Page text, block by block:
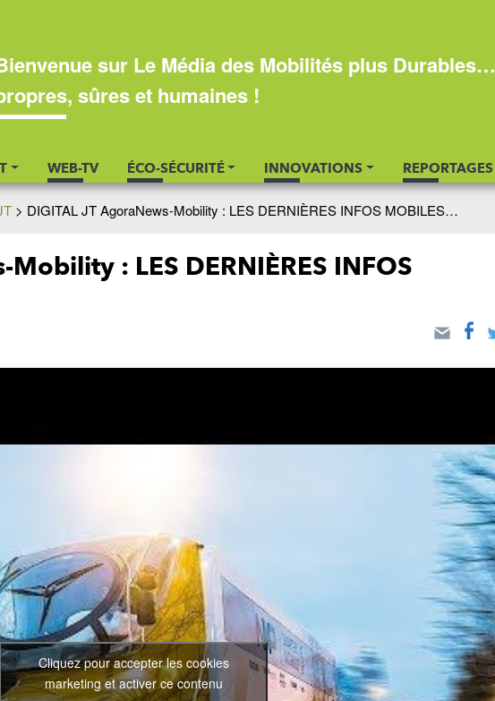
sur Le Média des Mobilités plus Durables…
sûres et humaines !
WEB-TV ÉCO-SÉCURITÉ INNOVATIONS REPORTAGES
> DIGITAL JT AgoraNews-Mobility : LES DERNIÈRES INFOS MOBILES…
: LES DERNIÈRES INFOS
Cliquez pour accepter les cookies
marketing et activer ce contenu